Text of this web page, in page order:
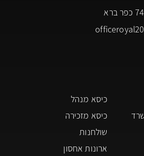
כיסא מנהל
כיסא מזכירה
שולחנות
ארונות אחסון